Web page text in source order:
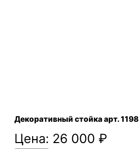
Декоративный стойка арт. 1198
Цена: 26 000 ₽